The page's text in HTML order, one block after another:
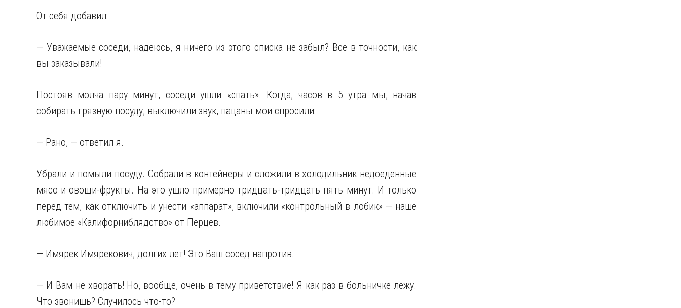
От себя добавил:
— Уважаемые соседи, надеюсь, я ничего из этого списка не забыл? Все в точности, как
вы заказывали!
Постояв молча пару минут, соседи ушли «спать». Когда, часов в 5 утра мы, начав
собирать грязную посуду, выключили звук, пацаны мои спросили:
— Рано, — ответил я.
Убрали и помыли посуду. Собрали в контейнеры и сложили в холодильник недоеденные
мясо и овощи-фрукты. На это ушло примерно тридцать-тридцать пять минут. И только
перед тем, как отключить и унести «аппарат», включили «контрольный в лобик» — наше
любимое «Калифорниблядство» от Перцев.
— Имярек Имярекович, долгих лет! Это Ваш сосед напротив.
— И Вам не хворать! Но, вообще, очень в тему приветствие! Я как раз в больничке лежу.
Что звонишь? Случилось что-то?